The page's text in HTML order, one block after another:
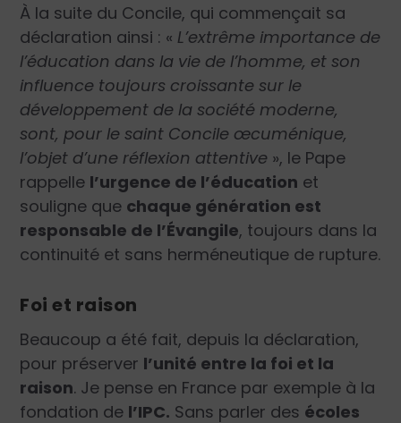
À la suite du Concile, qui commençait sa
déclaration ainsi : « L’extrême importance de
l’éducation dans la vie de l’homme, et son
influence toujours croissante sur le
développement de la société moderne,
sont, pour le saint Concile œcuménique,
l’objet d’une réflexion attentive », le Pape
rappelle l’urgence de l’éducation et
souligne que chaque génération est
responsable de l’Évangile, toujours dans la
continuité et sans herméneutique de rupture.
Foi et raison
Beaucoup a été fait, depuis la déclaration,
pour préserver l’unité entre la foi et la
raison. Je pense en France par exemple à la
fondation de l’IPC. Sans parler des écoles